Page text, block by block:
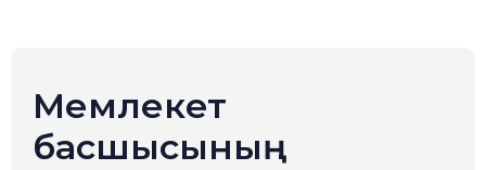
Мемлекет
басшысының